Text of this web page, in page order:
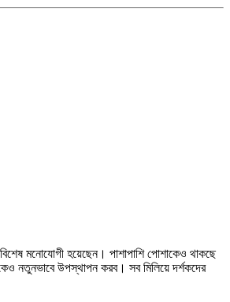
মনোযোগী হয়েছেন। পাশাপাশি পোশাকেও থাকছে
নতুনভাবে উপস্থাপন করব। সব মিলিয়ে দর্শকদের